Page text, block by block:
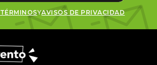
TÉRMINOSYAVISOS DE PRIVACIDAD